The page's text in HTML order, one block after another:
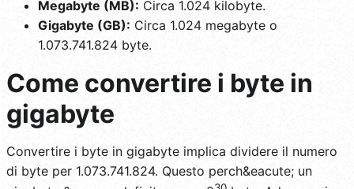
Megabyte (MB): Circa 1.024 kilobyte.
Gigabyte (GB): Circa 1.024 megabyte o
1.073.741.824 byte.
Come convertire i byte in
gigabyte
Convertire i byte in gigabyte implica dividere il numero
di byte per 1.073.741.824. Questo perch&eacute; un